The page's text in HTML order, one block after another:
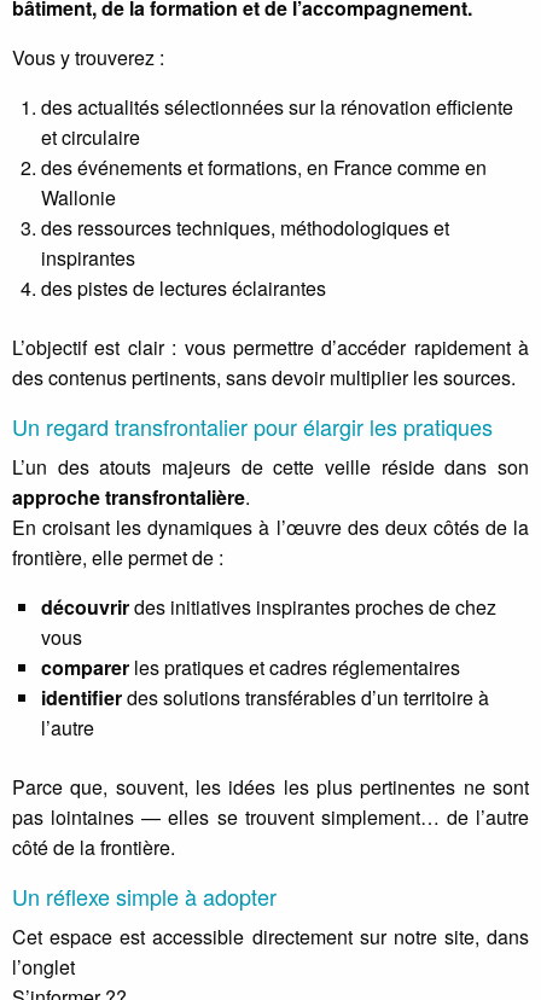
bâtiment, de la formation et de l’accompagnement.
Vous y trouverez :
des actualités sélectionnées sur la rénovation efficiente
et circulaire
des événements et formations, en France comme en
Wallonie
des ressources techniques, méthodologiques et
inspirantes
des pistes de lectures éclairantes
L’objectif est clair : vous permettre d’accéder rapidement à
des contenus pertinents, sans devoir multiplier les sources.
Un regard transfrontalier pour élargir les pratiques
L’un des atouts majeurs de cette veille réside dans son
approche transfrontalière.
En croisant les dynamiques à l’œuvre des deux côtés de la
frontière, elle permet de :
découvrirdes initiatives inspirantes proches de chez
vous
comparer les pratiques et cadres réglementaires
identifierdes solutions transférables d’un territoire à
l’autre
Parce que, souvent, les idées les plus pertinentes ne sont
pas lointaines — elles se trouvent simplement… de l’autre
côté de la frontière.
Un réflexe simple à adopter
Cet espace est accessible directement sur notre site, dans
l’onglet